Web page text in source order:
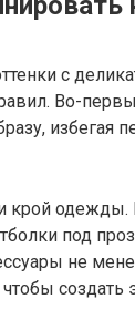
с
Во-
избегая
крой
под
не
создать